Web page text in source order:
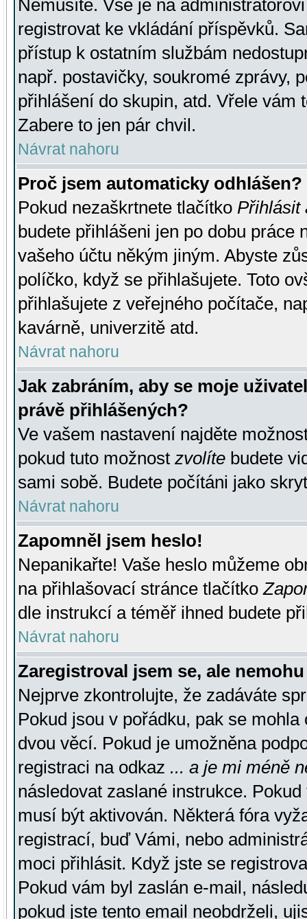
Nemusíte. Vše je na
registrovat ke vkládání příspěvků.
přístup k ostatním službám
např. postavičky, soukromé zprávy,
přihlášení do skupin, atd. Vřele vám
Zabere to jen pár chvil.
Návrat nahoru
Proč jsem automaticky odhlášen?
Pokud nezaškrtnete tlačítko Přihlásit
budete přihlášeni jen po dobu práce
vašeho účtu někým jiným. Abyste
políčko, když se přihlašujete. Toto
přihlašujete z veřejného počítače,
kavárně, univerzitě atd.
Návrat nahoru
Jak zabráním, aby se moje
právě přihlášených?
Ve vašem nastavení najděte
pokud tuto možnost zvolíte budete
sami sobě. Budete počítáni jako
Návrat nahoru
Zapomněl jsem heslo!
Nepanikařte! Vaše heslo můžeme
na přihlašovací stránce tlačítko
dle instrukcí a téměř ihned budete
Návrat nahoru
Zaregistroval jsem se, ale
Nejprve zkontrolujte, že zadáváte
Pokud jsou v pořádku, pak se
dvou věcí. Pokud je umožněna
registraci na odkaz ... a je mi méně
následovat zaslané instrukce.
musí být aktivován. Některá fóra
registrací, buď Vámi, nebo
moci přihlásit. Když jste se
Pokud vám byl zaslán e-mail,
pokud jste tento email neobdrželi,